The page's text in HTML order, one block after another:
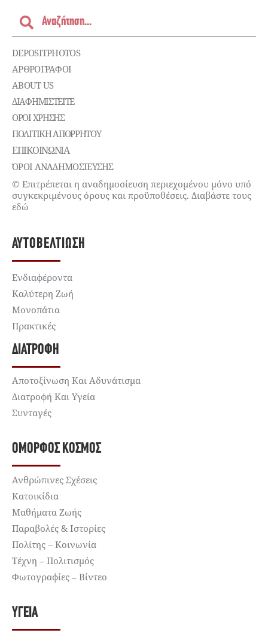
DEPOSITPHOTOS
ΑΡΘΡΟΓΡΑΦΟΙ
ABOUT US
ΔΙΑΦΗΜΙΣΤΕΊΤΕ
ΌΡΟΙ ΧΡΉΣΗΣ
ΠΟΛΙΤΙΚΉ ΑΠΟΡΡΉΤΟΥ
ΕΠΙΚΟΙΝΩΝΊΑ
ΌΡΟΙ ΑΝΑΔΗΜΟΣΙΕΥΣΗΣ
© Επιτρέπεται η αναδημοσίευση περιεχομένου μόνο υπό
συγκεκριμένους όρους και προϋποθέσεις. Διαβάστε τους
εδώ
ΑΥΤΟΒΕΛΤΊΩΣΗ
Ενδιαφέροντα
Καλύτερη Ζωή
Μονοπάτια
Πρακτικές
ΔΙΑΤΡΟΦΉ
Αποτοξίνωση Και Αδυνάτισμα
Διατροφή Και Υγεία
Συνταγές
ΌΜΟΡΦΟΣ ΚΌΣΜΟΣ
Ανθρώπινες Σχέσεις
Κατοικίδια
Μαθήματα Ζωής
Παραβολές & Ιστορίες
Πολίτης – Κοινωνία
Τέχνη – Πολιτισμός
Φωτογραφίες – Βίντεο
ΥΓΕΊΑ